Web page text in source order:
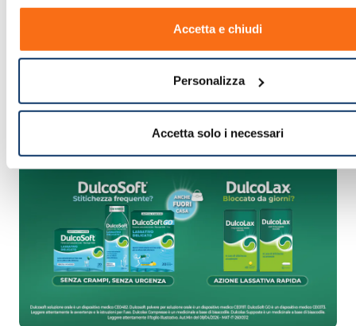
Accetta e chiudi
Personalizza
Accetta solo i necessari